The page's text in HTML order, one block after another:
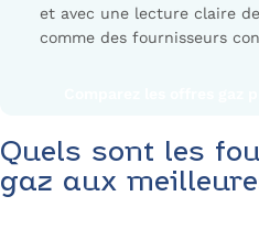
et avec une lecture claire
comme des fournisseurs
Quels sont les
gaz aux